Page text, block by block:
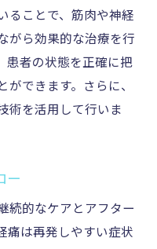
ることで、筋肉や神経
がら効果的な治療を行
患者の状態を正確に把
できます。さらに、
術を活用して行いま
ー
続的なケアとアフター
痛は再発しやすい症状